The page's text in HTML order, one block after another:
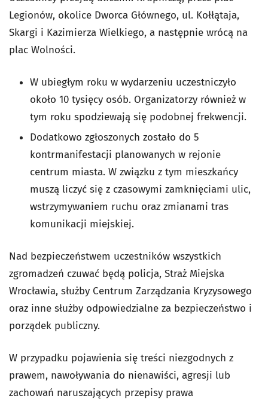
Legionów, okolice Dworca Głównego, ul. Kołłątaja,
Skargi i Kazimierza Wielkiego, a następnie wrócą na
plac Wolności.
W ubiegłym roku w wydarzeniu uczestniczyło
około 10 tysięcy osób. Organizatorzy również w
tym roku spodziewają się podobnej frekwencji.
Dodatkowo zgłoszonych zostało do 5
kontrmanifestacji planowanych w rejonie
centrum miasta. W związku z tym mieszkańcy
muszą liczyć się z czasowymi zamknięciami ulic,
wstrzymywaniem ruchu oraz zmianami tras
komunikacji miejskiej.
Nad bezpieczeństwem uczestników wszystkich
zgromadzeń czuwać będą policja, Straż Miejska
Wrocławia, służby Centrum Zarządzania Kryzysowego
oraz inne służby odpowiedzialne za bezpieczeństwo i
porządek publiczny.
W przypadku pojawienia się treści niezgodnych z
prawem, nawoływania do nienawiści, agresji lub
zachowań naruszających przepisy prawa